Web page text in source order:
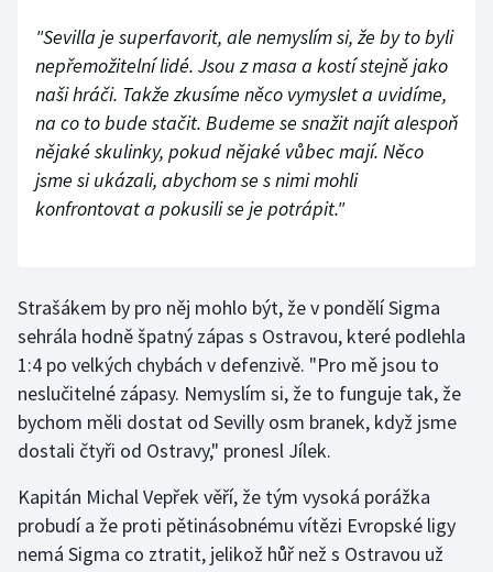
"Sevilla je superfavorit, ale nemyslím si, že by to byli
nepřemožitelní lidé. Jsou z masa a kostí stejně jako
naši hráči. Takže zkusíme něco vymyslet a uvidíme,
na co to bude stačit. Budeme se snažit najít alespoň
nějaké skulinky, pokud nějaké vůbec mají. Něco
jsme si ukázali, abychom se s nimi mohli
konfrontovat a pokusili se je potrápit."
Strašákem by pro něj mohlo být, že v pondělí Sigma
sehrála hodně špatný zápas s Ostravou, které podlehla
1:4 po velkých chybách v defenzivě. "Pro mě jsou to
neslučitelné zápasy. Nemyslím si, že to funguje tak, že
bychom měli dostat od Sevilly osm branek, když jsme
dostali čtyři od Ostravy," pronesl Jílek.
Kapitán Michal Vepřek věří, že tým vysoká porážka
probudí a že proti pětinásobnému vítězi Evropské ligy
nemá Sigma co ztratit, jelikož hůř než s Ostravou už